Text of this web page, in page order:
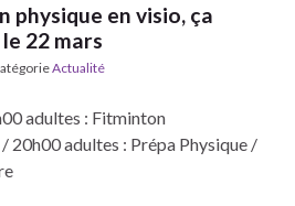
physique en visio, ça
22 mars
Actualité
adultes : Fitminton
20h00 adultes : Prépa Physique /